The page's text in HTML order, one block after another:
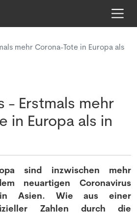
mehr Corona-Tote in Europa als
- Erstmals mehr
in Europa als in
sind inzwischen mehr
neuartigen Coronavirus
Asien. Wie aus einer
Zahlen durch die